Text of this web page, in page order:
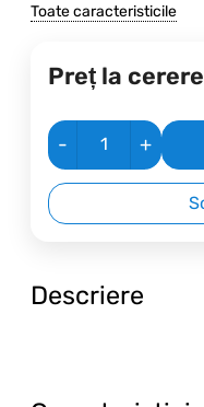
Toate caracteristicile
Preț la cerere
- +
Descriere